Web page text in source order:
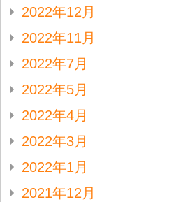
2022年12月
2022年11月
2022年7月
2022年5月
2022年4月
2022年3月
2022年1月
2021年12月